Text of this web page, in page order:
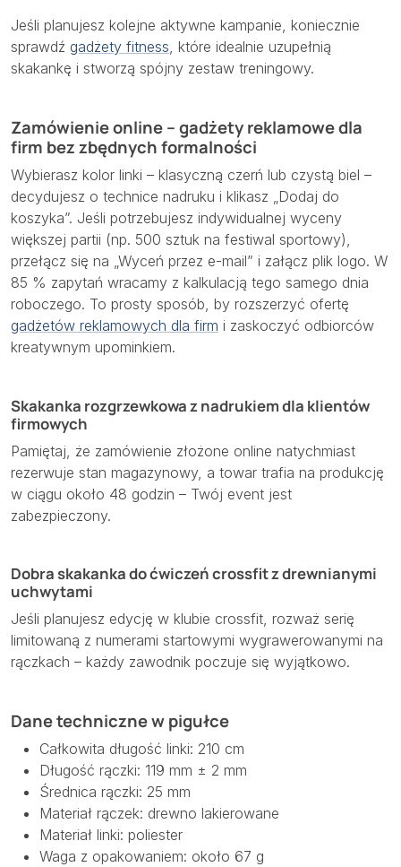
Jeśli planujesz kolejne aktywne kampanie, koniecznie
sprawdź gadżety fitness, które idealnie uzupełnią
skakankę i stworzą spójny zestaw treningowy.
Zamówienie online – gadżety reklamowe dla
firm bez zbędnych formalności
Wybierasz kolor linki – klasyczną czerń lub czystą biel –
decydujesz o technice nadruku i klikasz „Dodaj do
koszyka”. Jeśli potrzebujesz indywidualnej wyceny
większej partii (np. 500 sztuk na festiwal sportowy),
przełącz się na „Wyceń przez e-mail” i załącz plik logo. W
85 % zapytań wracamy z kalkulacją tego samego dnia
roboczego. To prosty sposób, by rozszerzyć ofertę
gadżetów reklamowych dla firm i zaskoczyć odbiorców
kreatywnym upominkiem.
Skakanka rozgrzewkowa z nadrukiem dla klientów
firmowych
Pamiętaj, że zamówienie złożone online natychmiast
rezerwuje stan magazynowy, a towar trafia na produkcję
w ciągu około 48 godzin – Twój event jest
zabezpieczony.
Dobra skakanka do ćwiczeń crossfit z drewnianymi
uchwytami
Jeśli planujesz edycję w klubie crossfit, rozważ serię
limitowaną z numerami startowymi wygrawerowanymi na
rączkach – każdy zawodnik poczuje się wyjątkowo.
Dane techniczne w pigułce
Całkowita długość linki: 210 cm
Długość rączki: 119 mm ± 2 mm
Średnica rączki: 25 mm
Materiał rączek: drewno lakierowane
Materiał linki: poliester
Waga z opakowaniem: około 67 g